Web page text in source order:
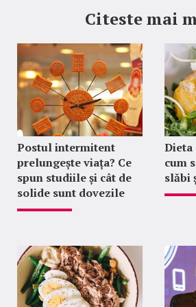
Citeste mai
Postul intermitent
prelungește viața? Ce
spun studiile și cât de
solide sunt dovezile
Dieta
cum
slăbi